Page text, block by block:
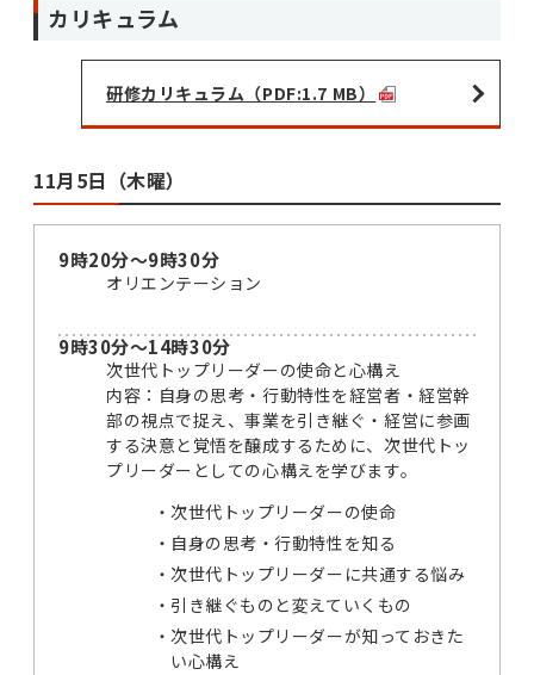
カリキュラム
研修カリキュラム（PDF:1.7 MB）
11月5日（木曜）
9時20分～9時30分
オリエンテーション
9時30分～14時30分
次世代トップリーダーの使命と心構え
内容：自身の思考・行動特性を経営者・経営幹
部の視点で捉え、事業を引き継ぐ・経営に参画
する決意と覚悟を醸成するために、次世代トッ
プリーダーとしての心構えを学びます。
次世代トップリーダーの使命
自身の思考・行動特性を知る
次世代トップリーダーに共通する悩み
引き継ぐものと変えていくもの
次世代トップリーダーが知っておきた
い心構え